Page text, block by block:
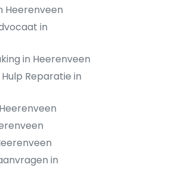
Heerenveen
in
in Heerenveen
Reparatie in
in